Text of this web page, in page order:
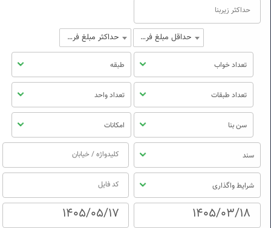
حداقل مبلغ فروش حداکثر مبلغ فروش
تعداد خواب طبقه
تعداد طبقات تعداد واحد
سن بنا امکانات
سند
شرایط واگذاری